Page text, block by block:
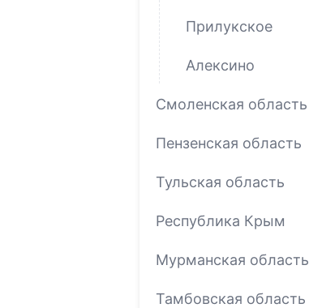
Прилукское
Алексино
Смоленская область
Пензенская область
Тульская область
Республика Крым
Мурманская область
Тамбовская область